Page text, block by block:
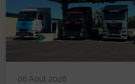
06 Août 2026